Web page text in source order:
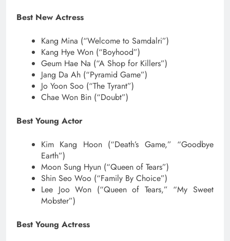
Best New Actress
Kang Mina (“Welcome to Samdalri”)
Kang Hye Won (“Boyhood”)
Geum Hae Na (“A Shop for Killers”)
Jang Da Ah (“Pyramid Game”)
Jo Yoon Soo (“The Tyrant”)
Chae Won Bin (“Doubt”)
Best Young Actor
Kim Kang Hoon (“Death’s Game,” “Goodbye
Earth”)
Moon Sung Hyun (“Queen of Tears”)
Shin Seo Woo (“Family By Choice”)
Lee Joo Won (“Queen of Tears,” “My Sweet
Mobster”)
Best Young Actress